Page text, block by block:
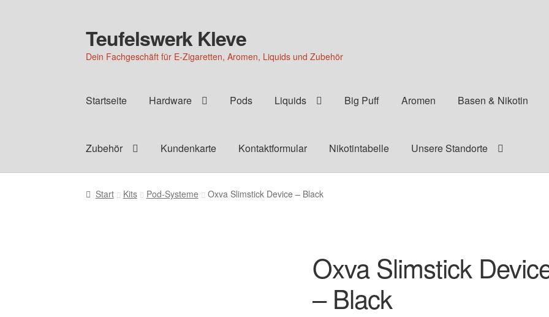
Zur
Navigation
springen
Zum
Inhalt
springen
Teufelswerk Kleve
Dein Fachgeschäft für E-Zigaretten, Aromen, Liquids und Zubehör
Startseite Hardware Pods Liquids Big Puff Aromen Basen & Nikotin
Zubehör Kundenkarte Kontaktformular Nikotintabelle Unsere Standorte
Start Kits Pod-Systeme Oxva Slimstick Device – Black
Oxva Slimstick
– Black